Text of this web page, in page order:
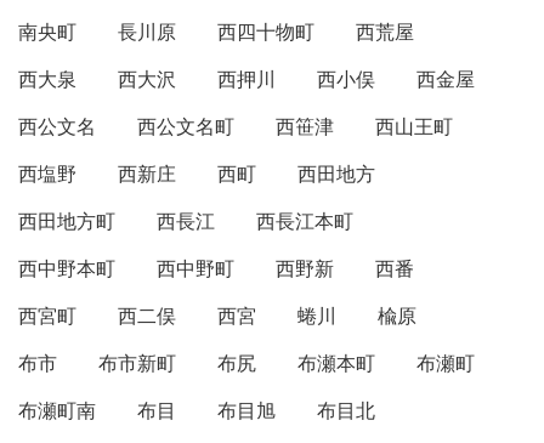
南央町
長川原 西四十物町
西荒屋
西大泉
西大沢 西押川 西小俣
西金屋
西公文名
西公文名町 西笹津
西山王町
西塩野
西新庄 西町
西田地方
西田地方町
西長江
西長江本町
西中野本町
西中野町 西野新
西番
西宮町
西二俣 西宮 蜷川
楡原
布市
布市新町 布尻 布瀬本町
布瀬町
布瀬町南
布目 布目旭
布目北